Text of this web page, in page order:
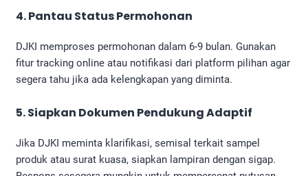
4. Pantau Status Permohonan
DJKI memproses permohonan dalam 6-9 bulan. Gunakan
fitur tracking online atau notifikasi dari platform pilihan agar
segera tahu jika ada kelengkapan yang diminta.
5. Siapkan Dokumen Pendukung Adaptif
Jika DJKI meminta klarifikasi, semisal terkait sampel
produk atau surat kuasa, siapkan lampiran dengan sigap.